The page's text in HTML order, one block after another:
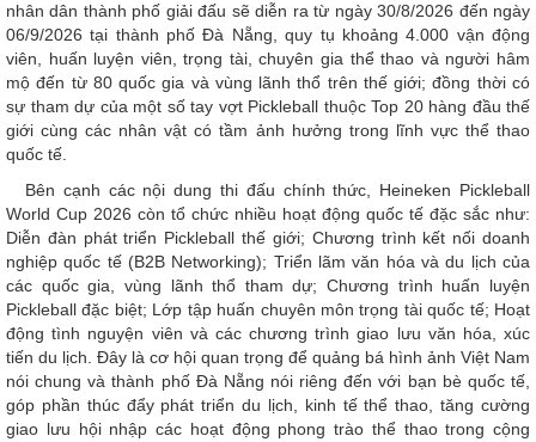
nhân dân thành phố giải đấu sẽ diễn ra từ ngày 30/8/2026 đến ngày
06/9/2026 tại thành phố Đà Nẵng, quy tụ khoảng 4.000 vận động
viên, huấn luyện viên, trọng tài, chuyên gia thể thao và người hâm
mộ đến từ 80 quốc gia và vùng lãnh thổ trên thế giới; đồng thời có
sự tham dự của một số tay vợt Pickleball thuộc Top 20 hàng đầu thế
giới cùng các nhân vật có tầm ảnh hưởng trong lĩnh vực thể thao
quốc tế.
Bên cạnh các nội dung thi đấu chính thức, Heineken Pickleball
World Cup 2026 còn tổ chức nhiều hoạt động quốc tế đặc sắc như:
Diễn đàn phát triển Pickleball thế giới; Chương trình kết nối doanh
nghiệp quốc tế (B2B Networking); Triển lãm văn hóa và du lịch của
các quốc gia, vùng lãnh thổ tham dự; Chương trình huấn luyện
Pickleball đặc biệt; Lớp tập huấn chuyên môn trọng tài quốc tế; Hoạt
động tình nguyện viên và các chương trình giao lưu văn hóa, xúc
tiến du lịch. Đây là cơ hội quan trọng để quảng bá hình ảnh Việt Nam
nói chung và thành phố Đà Nẵng nói riêng đến với bạn bè quốc tế,
góp phần thúc đẩy phát triển du lịch, kinh tế thể thao, tăng cường
giao lưu hội nhập các hoạt động phong trào thể thao trong cộng